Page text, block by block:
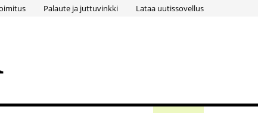
Palaute ja juttuvinkki Lataa uutissovellus